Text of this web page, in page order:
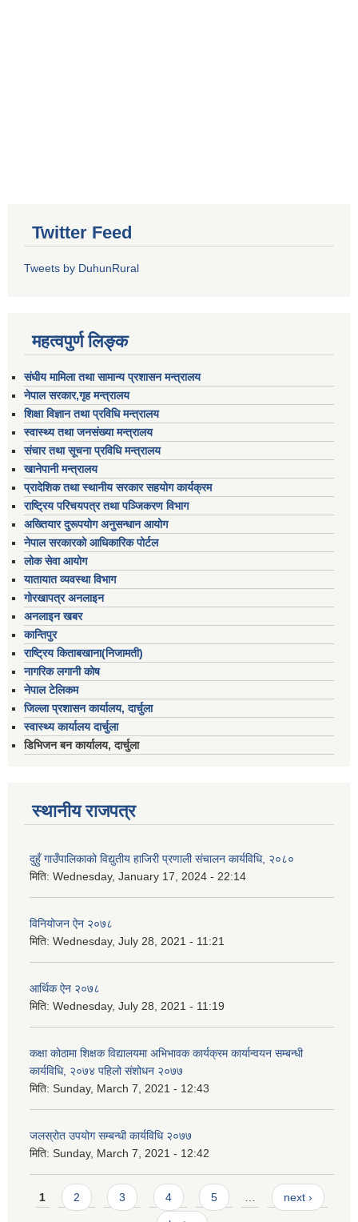
Twitter Feed
Tweets by DuhunRural
महत्वपुर्ण लिङ्क
संघीय मामिला तथा सामान्य प्रशासन मन्त्रालय
नेपाल सरकार,गृह मन्त्रालय
शिक्षा विज्ञान तथा प्रविधि मन्त्रालय
स्वास्थ्य तथा जनसंख्या मन्त्रालय
संचार तथा सूचना प्रविधि मन्त्रालय
खानेपानी मन्त्रालय
प्रादेशिक तथा स्थानीय सरकार सहयोग कार्यक्रम
राष्ट्रिय परिचयपत्र तथा पञ्जिकरण विभाग
अख्तियार दुरूपयोग अनुसन्धान आयोग
नेपाल सरकारको आधिकारिक पोर्टल
लोक सेवा आयोग
यातायात व्यवस्था विभाग
गोरखापत्र अनलाइन
अनलाइन खबर
कान्तिपुर
राष्ट्रिय किताबखाना(निजामती)
नागरिक लगानी कोष
नेपाल टेलिकम
जिल्ला प्रशासन कार्यालय, दार्चुला
स्वास्थ्य कार्यालय दार्चुला
डिभिजन बन कार्यालय, दार्चुला
स्थानीय राजपत्र
दुहुँ गाउँपालिकाको विद्युतीय हाजिरी प्रणाली संचालन कार्यविधि, २०८०
मिति: Wednesday, January 17, 2024 - 22:14
विनियोजन ऐन २०७८
मिति: Wednesday, July 28, 2021 - 11:21
आर्थिक ऐन २०७८
मिति: Wednesday, July 28, 2021 - 11:19
कक्षा कोठामा शिक्षक विद्यालयमा अभिभावक कार्यक्रम कार्यान्वयन सम्बन्धी
कार्यविधि, २०७४ पहिलो संशोधन २०७७
मिति: Sunday, March 7, 2021 - 12:43
जलस्रोत उपयोग सम्बन्धी कार्यविधि २०७७
मिति: Sunday, March 7, 2021 - 12:42
Pages
1 2 3 4 5 next ›